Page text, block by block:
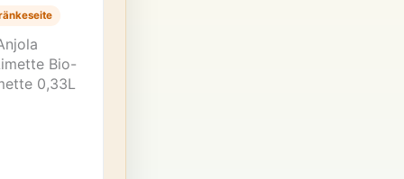
Bio-
0,33L